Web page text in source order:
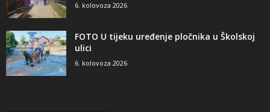
6. kolovoza 2026
FOTO U tijeku uređenje pločnika u Školskoj
ulici
6. kolovoza 2026